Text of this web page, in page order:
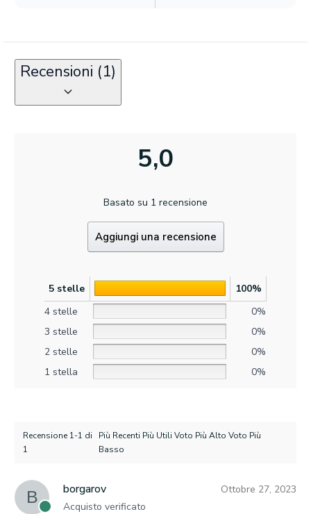
Recensioni (1)
5,0
Basato su 1 recensione
Aggiungi una recensione
5 stelle
100%
4 stelle
0%
3 stelle
0%
2 stelle
0%
1 stella
0%
Recensione 1-1 di
1
Più Recenti Più Utili Voto Più Alto Voto Più
Basso
B borgarov
Acquisto verificato
Ottobre 27, 2023